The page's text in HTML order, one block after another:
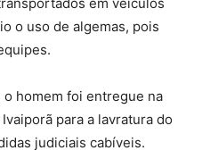
o uso de algemas, pois
homem foi entregue na
para a lavratura do
judiciais cabíveis.